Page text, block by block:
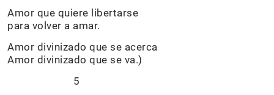
Amor que quiere libertarse
para volver a amar.
Amor divinizado que se acerca
Amor divinizado que se va.)
5